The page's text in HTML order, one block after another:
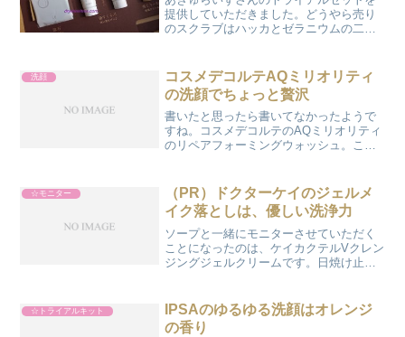
提供していただきました。どうやら売り
のスクラブはハッカとゼラニウムの二本
とよむと思ったら「ほうせき」でした。
写真にするために昼間に使...
洗顔
コスメデコルテAQミリオリティ
の洗顔でちょっと贅沢
書いたと思ったら書いてなかったようで
すね。コスメデコルテのAQミリオリティ
のリペアフォーミングウォッシュ。こ
もこの泡だちではないのですが、とって
も優しい洗い上がりなので...
☆モニター
（PR）ドクターケイのジェルメ
イク落としは、優しい洗浄力
ソープと一緒にモニターさせていただく
ことになったのは、ケイカクテルVクレン
ジングジェルクリームです。日焼け止め
200gと大容量でした。オレンジとラベン
ダーの香りとのことで...
☆トライアルキット
IPSAのゆるゆる洗顔はオレンジ
の香り